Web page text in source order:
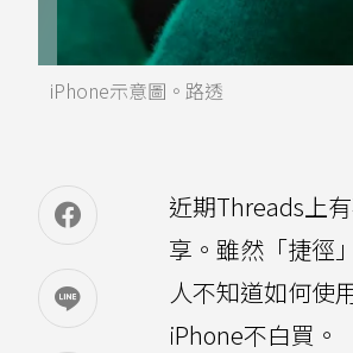
iPhone示意圖。路透
近期Threads上
享。雖然「捷徑
人不知道如何使
iPhone不白買。